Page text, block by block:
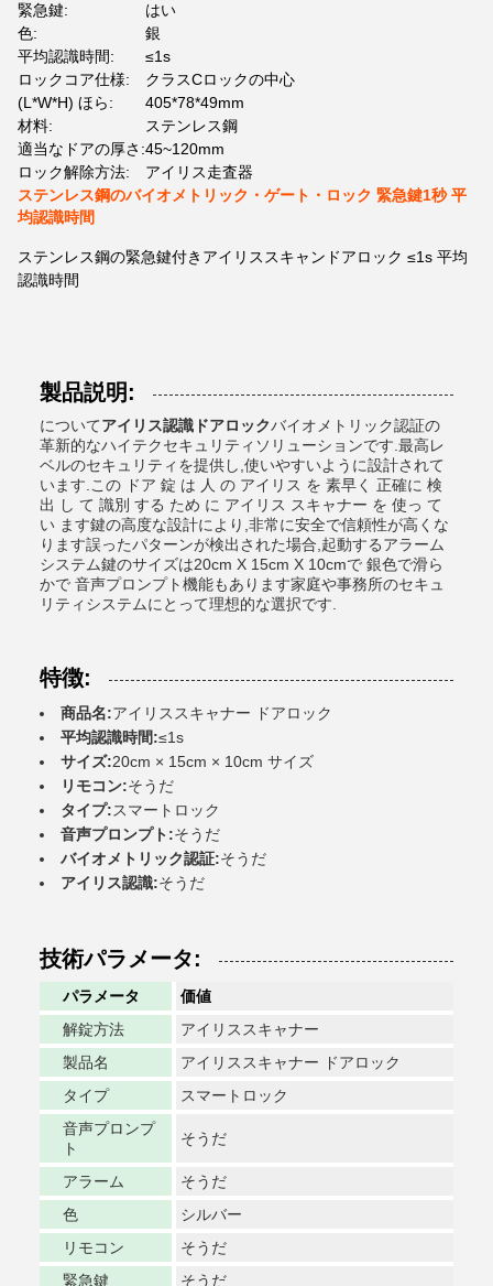
緊急鍵:
はい
色:
銀
平均認識時間:
≤1s
ロックコア仕様:
クラスCロックの中心
(L*W*H) ほら:
405*78*49mm
材料:
ステンレス鋼
適当なドアの厚さ:45~120mm
ロック解除方法:
アイリス走査器
ステンレス鋼のバイオメトリック・ゲート・ロック 緊急鍵1秒 平
均認識時間
ステンレス鋼の緊急鍵付きアイリススキャンドアロック ≤1s 平均
認識時間
製品説明:
についてアイリス認識ドアロックバイオメトリック認証の
革新的なハイテクセキュリティソリューションです.最高レ
ベルのセキュリティを提供し,使いやすいように設計されて
います.この ドア 錠 は 人 の アイリス を 素早く 正確に 検
出 し て 識別 する ため に アイリス スキャナー を 使っ て
い ます鍵の高度な設計により,非常に安全で信頼性が高くな
ります誤ったパターンが検出された場合,起動するアラーム
システム鍵のサイズは20cm X 15cm X 10cmで 銀色で滑ら
かで 音声プロンプト機能もあります家庭や事務所のセキュ
リティシステムにとって理想的な選択です.
特徴:
商品名:アイリススキャナー ドアロック
平均認識時間:≤1s
サイズ:20cm × 15cm × 10cm サイズ
リモコン:そうだ
タイプ:スマートロック
音声プロンプト:そうだ
バイオメトリック認証:そうだ
アイリス認識:そうだ
技術パラメータ:
パラメータ
価値
解錠方法
アイリススキャナー
製品名
アイリススキャナー ドアロック
タイプ
スマートロック
音声プロンプ
ト
そうだ
アラーム
そうだ
色
シルバー
リモコン
そうだ
緊急鍵
そうだ